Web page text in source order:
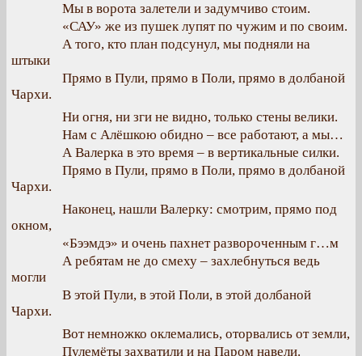
Мы в ворота залетели и задумчиво стоим.
«САУ» же из пушек лупят по чужим и по своим.
А того, кто план подсунул, мы подняли на
штыки
Прямо в Пули, прямо в Поли, прямо в долбаной
Чархи.
Ни огня, ни зги не видно, только стены велики.
Нам с Алёшкою обидно – все работают, а мы…
А Валерка в это время – в вертикальные силки.
Прямо в Пули, прямо в Поли, прямо в долбаной
Чархи.
Наконец, нашли Валерку: смотрим, прямо под
окном,
«Бээмдэ» и очень пахнет развороченным г…м
А ребятам не до смеху – захлебнуться ведь
могли
В этой Пули, в этой Поли, в этой долбаной
Чархи.
Вот немножко оклемались, оторвались от земли,
Пулемёты захватили и на Паром навели.